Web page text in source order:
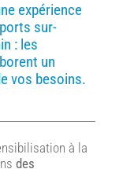
expérience
sur-
: les
un
vos besoins.
à la
des